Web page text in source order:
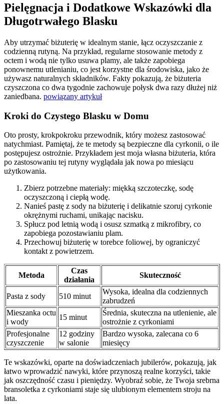
Pielęgnacja i Dodatkowe Wskazówki dla
Długotrwałego Blasku
Aby utrzymać biżuterię w idealnym stanie, łącz oczyszczanie z
codzienną rutyną. Na przykład, regularne stosowanie metody z
octem i wodą nie tylko usuwa plamy, ale także zapobiega
ponownemu utlenianiu, co jest korzystne dla środowiska, jako że
używasz naturalnych składników. Fakty pokazują, że biżuteria
czyszczona co dwa tygodnie zachowuje połysk dwa razy dłużej niż
zaniedbana. powiązany artykuł
Kroki do Czystego Blasku w Domu
Oto prosty, krokpokroku przewodnik, który możesz zastosować
natychmiast. Pamiętaj, że te metody są bezpieczne dla cyrkonii, o ile
postępujesz ostrożnie. Przykładem jest moja własna biżuteria, która
po zastosowaniu tej rutyny wyglądała jak nowa po miesiącu
użytkowania.
Zbierz potrzebne materiały: miękką szczoteczkę, sodę
oczyszczoną i ciepłą wodę.
Nanieś pastę z sody na biżuterię i delikatnie szoruj cyrkonie
okrężnymi ruchami, unikając nacisku.
Spłucz pod letnią wodą i osusz szmatką z mikrofibry, co
zapobiega pozostawianiu plam.
Przechowuj biżuterię w torebce foliowej, by ograniczyć
kontakt z powietrzem.
Metoda
Czas
działania
Skuteczność
Pasta z sody 510 minut
Wysoka, idealna dla codziennych
zabrudzeń
Mieszanka octu
i wody
15 minut
Średnia, skuteczna na utlenienie, ale
ostrożnie z cyrkoniami
Profesjonalne
czyszczenie
12 godziny
w salonie
Bardzo wysoka, zalecana co 6
miesięcy
Te wskazówki, oparte na doświadczeniach jubilerów, pokazują, jak
łatwo wprowadzić nawyki, które przynoszą realne korzyści, takie
jak oszczędność czasu i pieniędzy. Wyobraź sobie, że Twoja srebrna
bransoletka z cyrkoniami staje się ulubionym elementem stroju na
lata.